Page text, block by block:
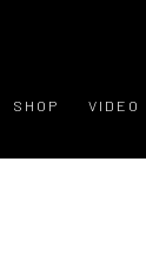
SHOP VIDEO